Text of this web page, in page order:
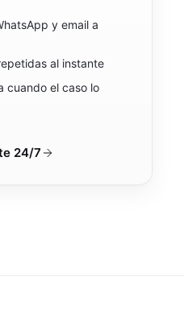
y email a
al instante
cuando el caso lo
24/7